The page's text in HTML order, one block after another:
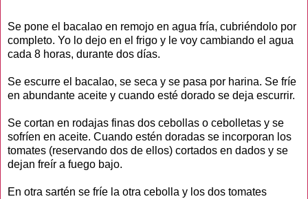
Se pone el bacalao en remojo en agua fría, cubriéndolo por
completo. Yo lo dejo en el frigo y le voy cambiando el agua
cada 8 horas, durante dos días.
Se escurre el bacalao, se seca y se pasa por harina. Se fríe
en abundante aceite y cuando esté dorado se deja escurrir.
Se cortan en rodajas finas dos cebollas o cebolletas y se
sofríen en aceite. Cuando estén doradas se incorporan los
tomates (reservando dos de ellos) cortados en dados y se
dejan freír a fuego bajo.
En otra sartén se fríe la otra cebolla y los dos tomates